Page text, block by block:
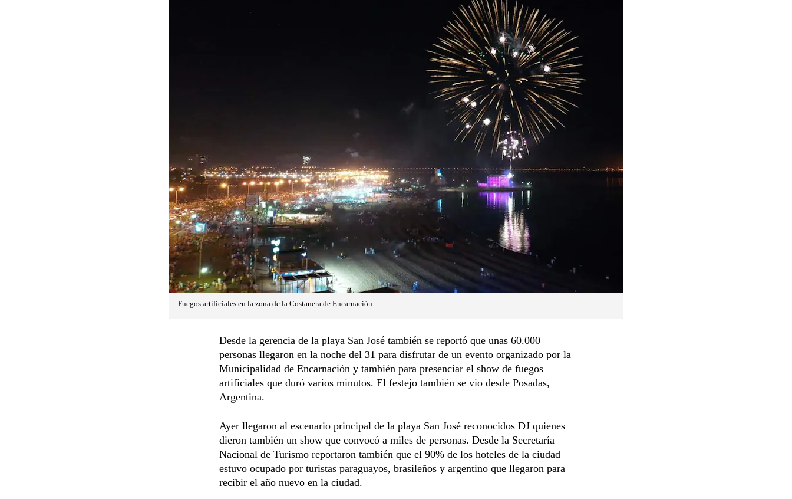
Fuegos artificiales en la zona de la Costanera de Encarnación.
Desde la gerencia de la playa San José también se reportó que unas 60.000
personas llegaron en la noche del 31 para disfrutar de un evento organizado por la
Municipalidad de Encarnación y también para presenciar el show de fuegos
artificiales que duró varios minutos. El festejo también se vio desde Posadas,
Argentina.
Ayer llegaron al escenario principal de la playa San José reconocidos DJ quienes
dieron también un show que convocó a miles de personas. Desde la Secretaría
Nacional de Turismo reportaron también que el 90% de los hoteles de la ciudad
estuvo ocupado por turistas paraguayos, brasileños y argentino que llegaron para
recibir el año nuevo en la ciudad.